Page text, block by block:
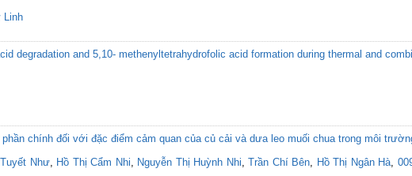
Linh
degradation and 5,10- methenyltetrahydrofolic acid formation during thermal and
chính đối với đặc điểm cảm quan của củ cải và dưa leo muối chua trong môi
Như, Hồ Thị Cẩm Nhi, Nguyễn Thị Huỳnh Nhi,Trần Chí Bên, Hồ Thị Ngân Hà,